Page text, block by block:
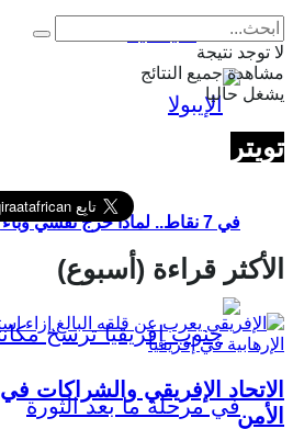
في 7 نقاط.. لماذا خرج تفشي وباء إيبولا عن السيطرة؟
لا توجد نتيجة
مشاهدة جميع النتائج
يشغل حاليا
تويتر
الأكثر قراءة (أسبوع)
الاتحاد الإفريقي والشراكات
الأمن